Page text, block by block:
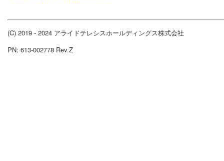
(C) 2019 - 2024 アライドテレシスホールディングス株式会社
PN: 613-002778 Rev.Z